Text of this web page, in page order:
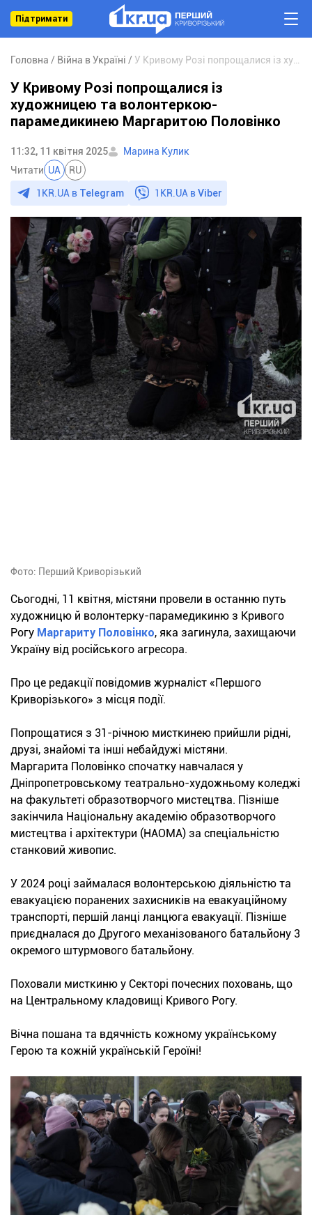
Підтримати
Головна Війна в Україні
У Кривому Розі попрощалися із
художницею та волонтеркою-
парамедикинею Маргаритою Половінко
11:32, 11 квітня 2025
Марина Кулик
Читати UA RU
1KR.UA в Telegram 1KR.UA вViber
Фото: Перший Криворізький
Сьогодні, 11 квітня, містяни провели в останню путь
художницю й волонтерку-парамедикиню з Кривого
Рогу Маргариту Половінко, яка загинула, захищаючи
Україну від російського агресора.
Про це редакції повідомив журналіст «Першого
Криворізького» з місця події.
Попрощатися з 31-річною мисткинею прийшли рідні,
друзі, знайомі та інші небайдужі містяни.
Маргарита Половінко спочатку навчалася у
Дніпропетровському театрально-художньому коледжі
на факультеті образотворчого мистецтва. Пізніше
закінчила Національну академію образотворчого
мистецтва і архітектури (НАОМА) за спеціальністю
станковий живопис.
У 2024 році займалася волонтерською діяльністю та
евакуацією поранених захисників на евакуаційному
транспорті, першій ланці ланцюга евакуації. Пізніше
приєдналася до Другого механізованого батальйону 3
окремого штурмового батальйону.
Поховали мисткиню у Секторі почесних поховань, що
на Центральному кладовищі Кривого Рогу.
Вічна пошана та вдячність кожному українському
Герою та кожній українській Героїні!